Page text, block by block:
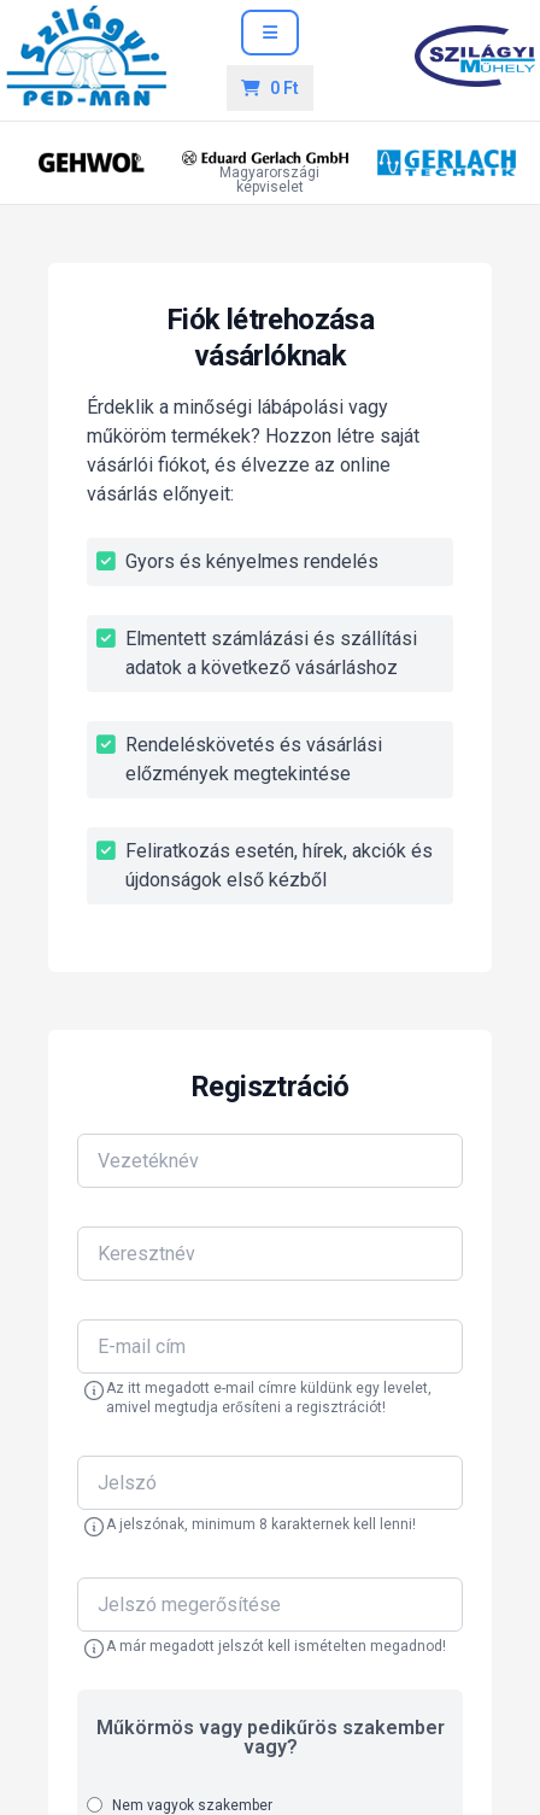
0 Ft
Magyarországi
képviselet
Fiók létrehozása
vásárlóknak
Érdeklik a minőségi lábápolási vagy
műköröm termékek? Hozzon létre saját
vásárlói fiókot, és élvezze az online
vásárlás előnyeit:
Gyors és kényelmes rendelés
Elmentett számlázási és szállítási
adatok a következő vásárláshoz
Rendeléskövetés és vásárlási
előzmények megtekintése
Feliratkozás esetén, hírek, akciók és
újdonságok első kézből
Regisztráció
Az itt megadott e-mail címre küldünk egy levelet,
amivel megtudja erősíteni a regisztrációt!
A jelszónak, minimum 8 karakternek kell lenni!
A már megadott jelszót kell ismételten megadnod!
Műkörmös vagy pedikűrös szakember
vagy?
Nem vagyok szakember